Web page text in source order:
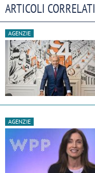
ARTICOLI CORRELATI
AGENZIE
AGENZIE